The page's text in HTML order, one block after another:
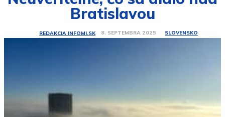
Bratislavou
REDAKCIA INFOMI.SK 8. SEPTEMBRA 2025 SLOVENSKO